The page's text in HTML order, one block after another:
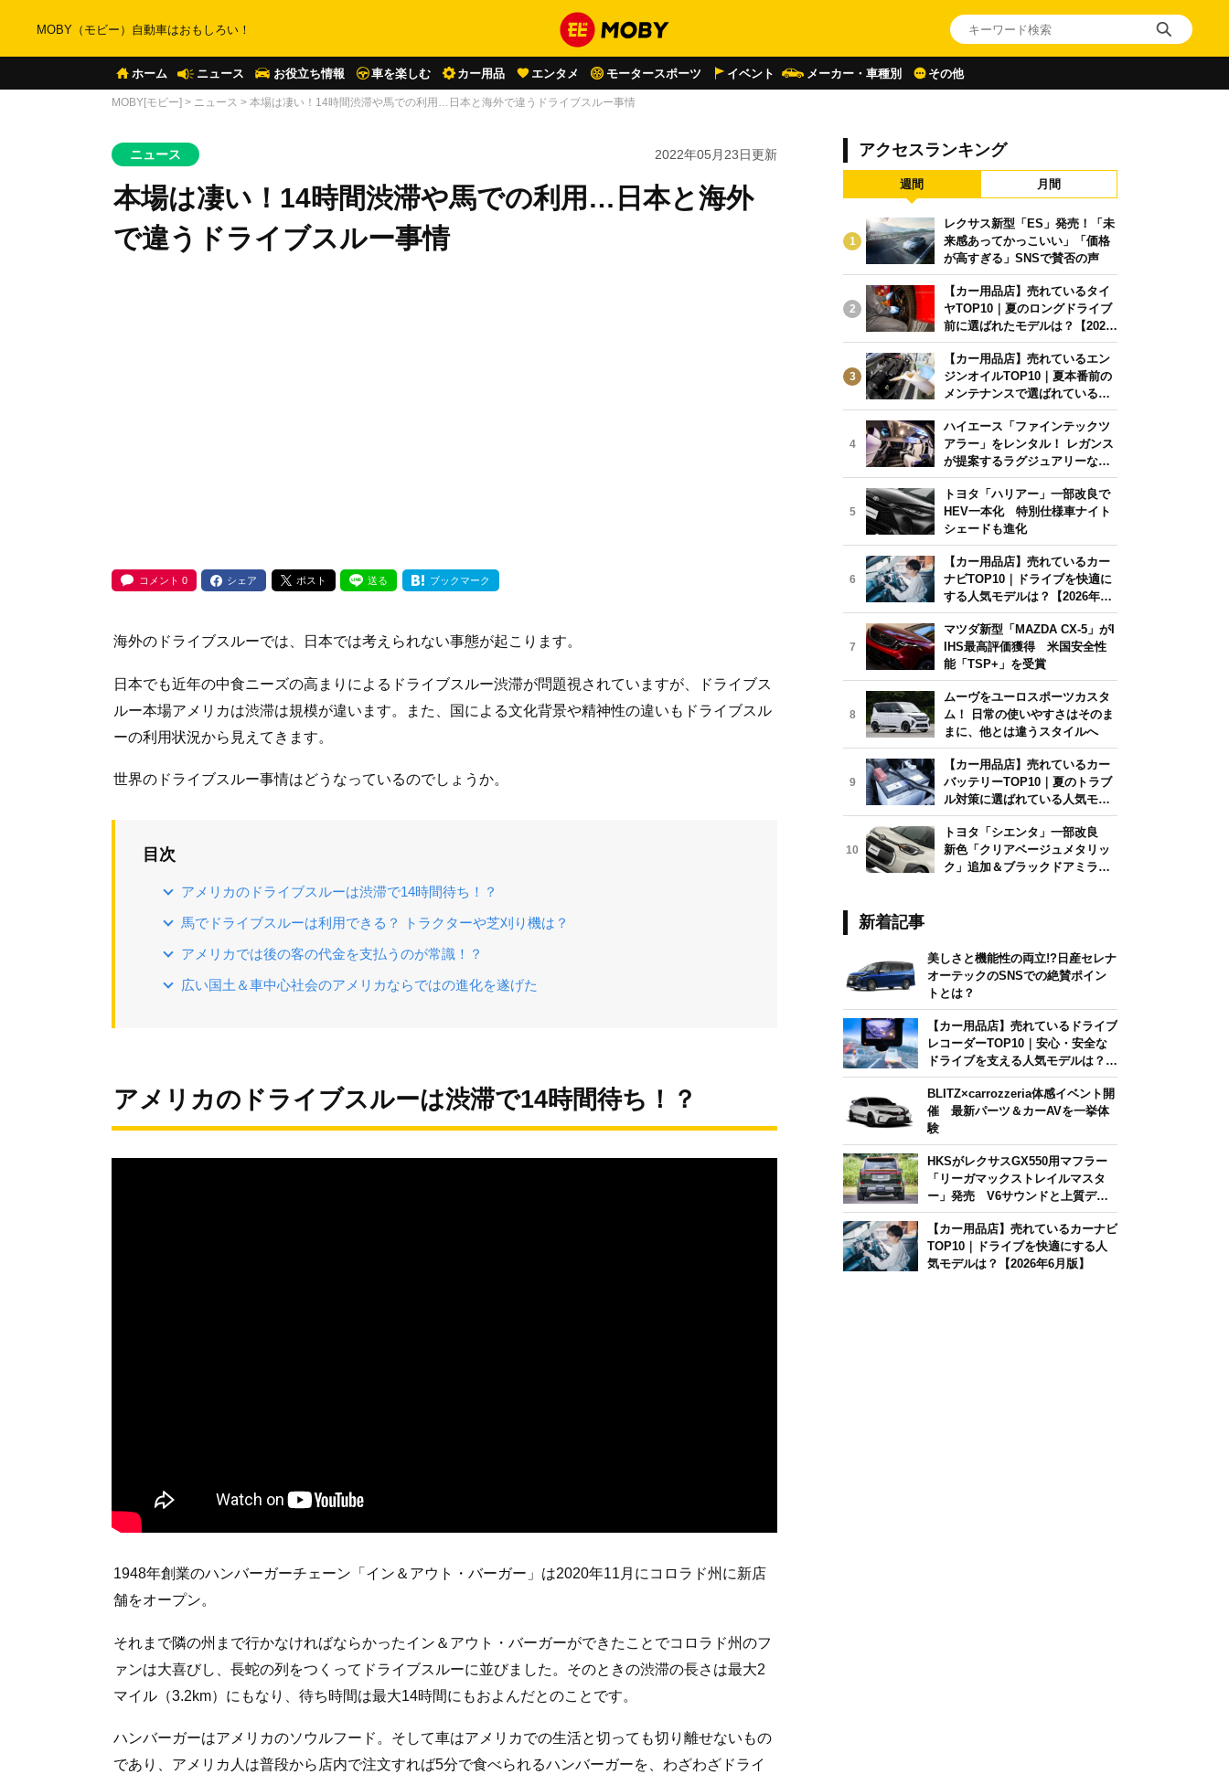
MOBY（モビー）自動車はおもしろい！
ホーム ニュース お役立ち情報 車を楽しむ カー用品 エンタメ モータースポーツ イベント メーカー・車種別 その他
MOBY[モビー] > ニュース > 本場は凄い！14時間渋滞や馬での利用…日本と海外で違うドライブスルー事情
ニュース 2022年05月23日更新
本場は凄い！14時間渋滞や馬での利用…日本と海外
で違うドライブスルー事情
コメント 0 シェア ポスト 送る ブックマーク
海外のドライブスルーでは、日本では考えられない事態が起こります。
日本でも近年の中食ニーズの高まりによるドライブスルー渋滞が問題視されていますが、ドライブス
ルー本場アメリカは渋滞は規模が違います。また、国による文化背景や精神性の違いもドライブスル
ーの利用状況から見えてきます。
世界のドライブスルー事情はどうなっているのでしょうか。
目次
アメリカのドライブスルーは渋滞で14時間待ち！？
馬でドライブスルーは利用できる？ トラクターや芝刈り機は？
アメリカでは後の客の代金を支払うのが常識！？
広い国土＆車中心社会のアメリカならではの進化を遂げた
アメリカのドライブスルーは渋滞で14時間待ち！？
1948年創業のハンバーガーチェーン「イン＆アウト・バーガー」は2020年11月にコロラド州に新店
舗をオープン。
それまで隣の州まで行かなければならかったイン＆アウト・バーガーができたことでコロラド州のフ
ァンは大喜びし、長蛇の列をつくってドライブスルーに並びました。そのときの渋滞の長さは最大2
マイル（3.2km）にもなり、待ち時間は最大14時間にもおよんだとのことです。
ハンバーガーはアメリカのソウルフード。そして車はアメリカでの生活と切っても切り離せないもの
であり、アメリカ人は普段から店内で注文すれば5分で食べられるハンバーガーを、わざわざドライ
アクセスランキング
週間 月間
1
レクサス新型「ES」発売！「未
来感あってかっこいい」「価格
が高すぎる」SNSで賛否の声
2
【カー用品店】売れているタイ
ヤTOP10｜夏のロングドライブ
前に選ばれたモデルは？【2026
年6月版】
3
【カー用品店】売れているエン
ジンオイルTOP10｜夏本番前の
メンテナンスで選ばれている人
気モデルは？【2026年6月版】
4
ハイエース「ファインテックツ
アラー」をレンタル！ レガンス
が提案するラグジュアリーな移
動体験
5
トヨタ「ハリアー」一部改良で
HEV一本化 特別仕様車ナイト
シェードも進化
6
【カー用品店】売れているカー
ナビTOP10｜ドライブを快適に
する人気モデルは？【2026年6
月版】
7
マツダ新型「MAZDA CX-5」がI
IHS最高評価獲得 米国安全性
能「TSP+」を受賞
8
ムーヴをユーロスポーツカスタ
ム！ 日常の使いやすさはそのま
まに、他とは違うスタイルへ
9
【カー用品店】売れているカー
バッテリーTOP10｜夏のトラブ
ル対策に選ばれている人気モデ
ルは？【2026年6月版】
10
トヨタ「シエンタ」一部改良
新色「クリアベージュメタリッ
ク」追加＆ブラックドアミラー
新着記事
美しさと機能性の両立!?日産セレナ
オーテックのSNSでの絶賛ポイン
トとは？
【カー用品店】売れているドライブ
レコーダーTOP10｜安心・安全な
ドライブを支える人気モデルは？
【2026年6月版】
BLITZ×carrozzeria体感イベント開
催 最新パーツ＆カーAVを一挙体
験
HKSがレクサスGX550用マフラー
「リーガマックストレイルマスタ
ー」発売 V6サウンドと上質デザ
インを両立
【カー用品店】売れているカーナビ
TOP10｜ドライブを快適にする人
気モデルは？【2026年6月版】